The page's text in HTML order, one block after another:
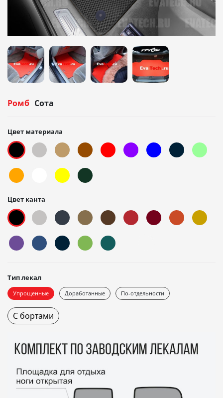
Ромб Сота
Цвет материала
Цвет канта
Тип лекал
Упрощенные Доработанные По-отдельности
С бортами